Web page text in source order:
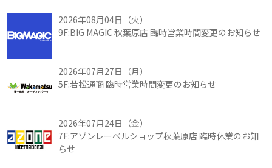
2026年08月04日（火）
9F:BIG MAGIC 秋葉原店 臨時営業時間変更のお知らせ
2026年07月27日（月）
5F:若松通商 臨時営業時間変更のお知らせ
2026年07月24日（金）
7F:アゾンレーベルショップ秋葉原店 臨時休業のお知
らせ